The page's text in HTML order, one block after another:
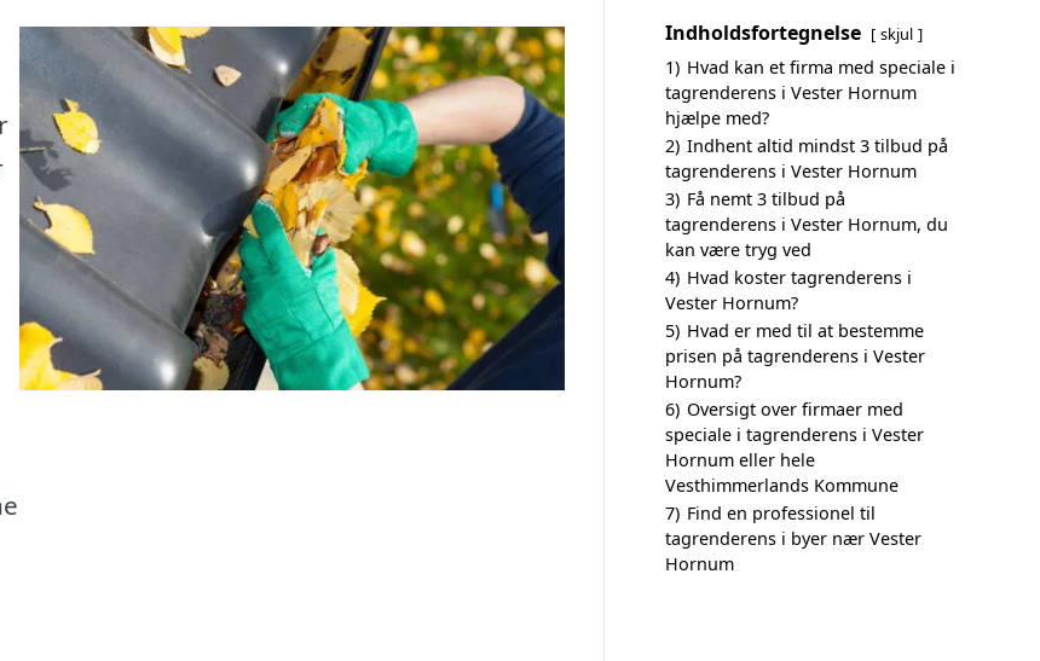
Indholdsfortegnelse skjul
1) Hvad kan et firma med speciale i
tagrenderens i Vester Hornum
hjælpe med?
2) Indhent altid mindst 3 tilbud på
tagrenderens i Vester Hornum
3) Få nemt 3 tilbud på
tagrenderens i Vester Hornum, du
kan være tryg ved
4) Hvad koster tagrenderens i
Vester Hornum?
5) Hvad er med til at bestemme
prisen på tagrenderens i Vester
Hornum?
6) Oversigt over firmaer med
speciale i tagrenderens i Vester
Hornum eller hele
Vesthimmerlands Kommune
7) Find en professionel til
tagrenderens i byer nær Vester
Hornum